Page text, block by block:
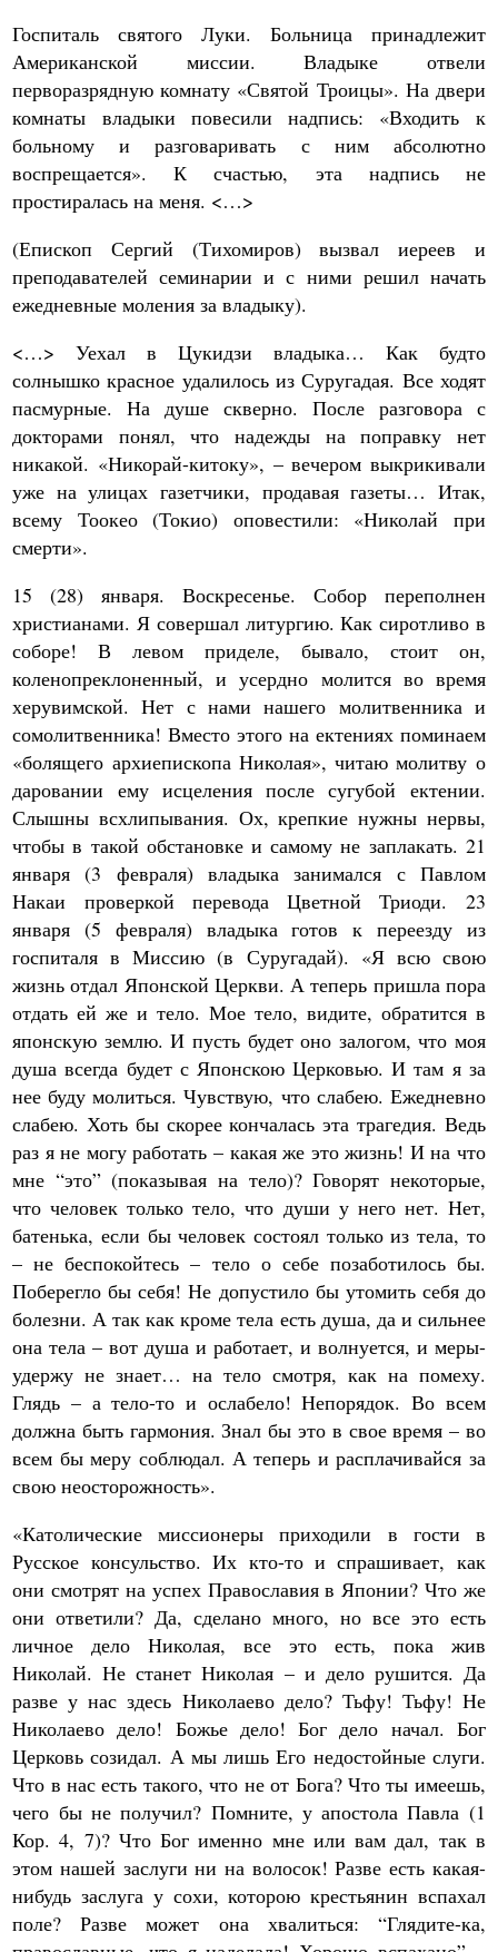
Госпиталь святого Луки. Больница принадлежит
Американской миссии. Владыке отвели
перворазрядную комнату «Святой Троицы». На двери
комнаты владыки повесили надпись: «Входить к
больному и разговаривать с ним абсолютно
воспрещается». К счастью, эта надпись не
простиралась на меня. <…>
(Епископ Сергий (Тихомиров) вызвал иереев и
преподавателей семинарии и с ними решил начать
ежедневные моления за владыку).
<…> Уехал в Цукидзи владыка… Как будто
солнышко красное удалилось из Суругадая. Все ходят
пасмурные. На душе скверно. После разговора с
докторами понял, что надежды на поправку нет
никакой. «Никорай-китоку», – вечером выкрикивали
уже на улицах газетчики, продавая газеты… Итак,
всему Тоокео (Токио) оповестили: «Николай при
смерти».
15 (28) января. Воскресенье. Собор переполнен
христианами. Я совершал литургию. Как сиротливо в
соборе! В левом приделе, бывало, стоит он,
коленопреклоненный, и усердно молится во время
херувимской. Нет с нами нашего молитвенника и
сомолитвенника! Вместо этого на ектениях поминаем
«болящего архиепископа Николая», читаю молитву о
даровании ему исцеления после сугубой ектении.
Слышны всхлипывания. Ох, крепкие нужны нервы,
чтобы в такой обстановке и самому не заплакать. 21
января (3 февраля) владыка занимался с Павлом
Накаи проверкой перевода Цветной Триоди. 23
января (5 февраля) владыка готов к переезду из
госпиталя в Миссию (в Суругадай). «Я всю свою
жизнь отдал Японской Церкви. А теперь пришла пора
отдать ей же и тело. Мое тело, видите, обратится в
японскую землю. И пусть будет оно залогом, что моя
душа всегда будет с Японскою Церковью. И там я за
нее буду молиться. Чувствую, что слабею. Ежедневно
слабею. Хоть бы скорее кончалась эта трагедия. Ведь
раз я не могу работать – какая же это жизнь! И на что
мне “это” (показывая на тело)? Говорят некоторые,
что человек только тело, что души у него нет. Нет,
батенька, если бы человек состоял только из тела, то
– не беспокойтесь – тело о себе позаботилось бы.
Поберегло бы себя! Не допустило бы утомить себя до
болезни. А так как кроме тела есть душа, да и сильнее
она тела – вот душа и работает, и волнуется, и меры-
удержу не знает… на тело смотря, как на помеху.
Глядь – а тело-то и ослабело! Непорядок. Во всем
должна быть гармония. Знал бы это в свое время – во
всем бы меру соблюдал. А теперь и расплачивайся за
свою неосторожность».
«Католические миссионеры приходили в гости в
Русское консульство. Их кто-то и спрашивает, как
они смотрят на успех Православия в Японии? Что же
они ответили? Да, сделано много, но все это есть
личное дело Николая, все это есть, пока жив
Николай. Не станет Николая – и дело рушится. Да
разве у нас здесь Николаево дело? Тьфу! Тьфу! Не
Николаево дело! Божье дело! Бог дело начал. Бог
Церковь созидал. А мы лишь Его недостойные слуги.
Что в нас есть такого, что не от Бога? Что ты имеешь,
чего бы не получил? Помните, у апостола Павла (1
Кор. 4, 7)? Что Бог именно мне или вам дал, так в
этом нашей заслуги ни на волосок! Разве есть какая-
нибудь заслуга у сохи, которою крестьянин вспахал
поле? Разве может она хвалиться: “Глядите-ка,